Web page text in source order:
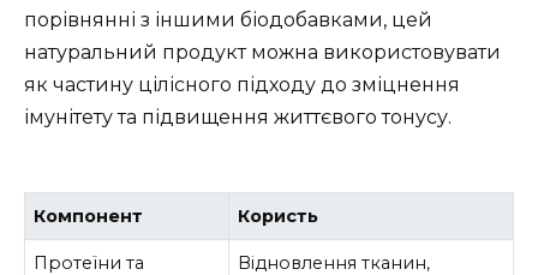
порівнянні з іншими біодобавками, цей
натуральний продукт можна використовувати
як частину цілісного підходу до зміцнення
імунітету та підвищення життєвого тонусу.
Компонент Користь
Протеїни та
Відновлення тканин,